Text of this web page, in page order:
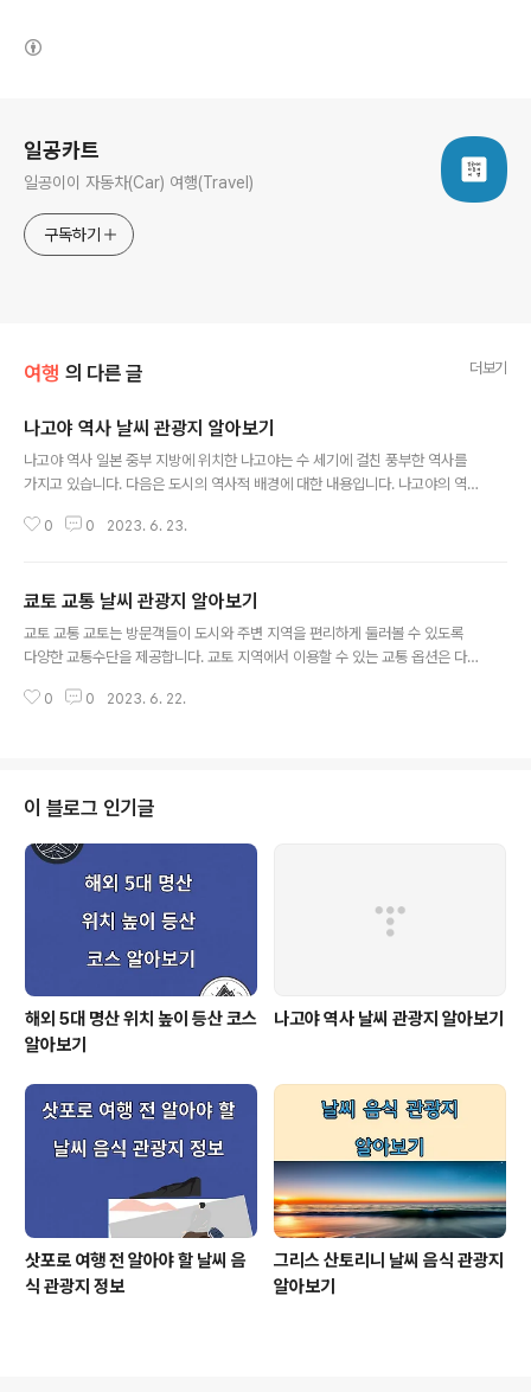
일공카트
일공이이 자동차(Car) 여행(Travel)
구독하기
여행 의 다른 글 더보기
나고야 역사 날씨 관광지 알아보기
나고야 역사 일본 중부 지방에 위치한 나고야는 수 세기에 걸친 풍부한 역사를
가지고 있습니다. 다음은 도시의 역사적 배경에 대한 내용입니다. 나고야의 역
나고야성을 세웠던 16세기로 거슬러 올라갑니다. 지역의 경제력. 주변 지역은
번성했습니다. 이 영역은 에도(현재의 도쿄)를 통치하던 도쿠가와 막부와 직접
관련이 있는 유력한 도쿠가와 가문이 이끌었습니다. 이 기간에 나고야성은 확장
및 개조되어 건축의 걸작이 되었습니다. 나고야는 메이지 시대(1868-1912)
0 0 2023. 6. 23.
쿄토 교통 날씨 관광지 알아보기
교토 교통 교토는 방문객들이 도시와 주변 지역을 편리하게 둘러볼 수 있도록
다양한 교통수단을 제공합니다. 교토 지역에서 이용할 수 있는 교통 옵션은 다
분을 연결하는 광범위한 버스 네트워크가 있습니다. 교토시 교통국에서 운영하
교토 시영 지하철입니다. 교토에는 가라스마 선과 도자이어선 2개의 지하철 노
선이 있어 도시 내에서 효율적인 교통을 제공합니다. 지하철은 버스로 쉽게 접
근할 수 없는 목적지에..
0 0 2023. 6. 22.
이 블로그 인기글
해외 5대 명산 위치 높이 등산 코스
알아보기
나고야 역사 날씨 관광지 알아보기
삿포로 여행 전 알아야 할 날씨 음
식 관광지 정보
그리스 산토리니 날씨 음식 관광지
알아보기